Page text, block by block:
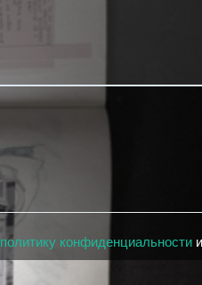
политику конфиденциальности и